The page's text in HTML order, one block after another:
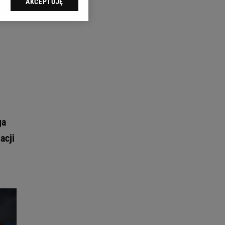
sp. z o.o., jej
swoje preferencje
celów identyfikacji.